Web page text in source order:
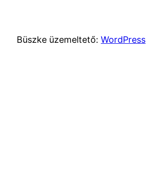
Büszke üzemeltető:WordPress